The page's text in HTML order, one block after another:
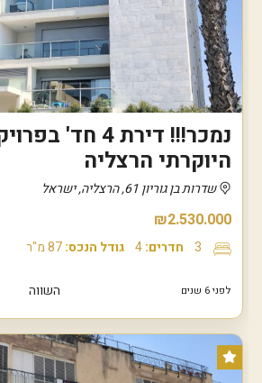
נמכר!!! דירת 4
היוקרתי הרצליה
שדרות בן גוריון 61, הרצליה, ישראל
₪2.530.000
3 חדרים:4 גודל הנכס:87 מ"ר
לפני 6 שנים השווה